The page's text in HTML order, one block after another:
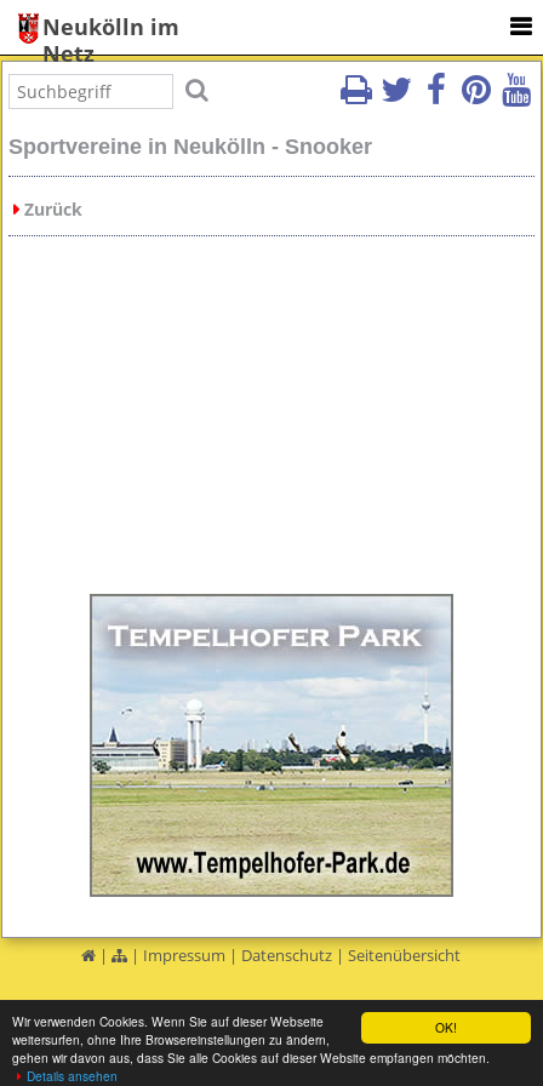
OK!
Wir verwenden Cookies. Wenn Sie auf dieser Webseite
weitersurfen, ohne Ihre Browsereinstellungen zu ändern,
gehen wir davon aus, dass Sie alle Cookies auf dieser Website empfangen möchten.
Details ansehen
Neukölln im
Netz
Sportvereine in Neukölln - Snooker
Zurück
| | Impressum | Datenschutz |Seitenübersicht